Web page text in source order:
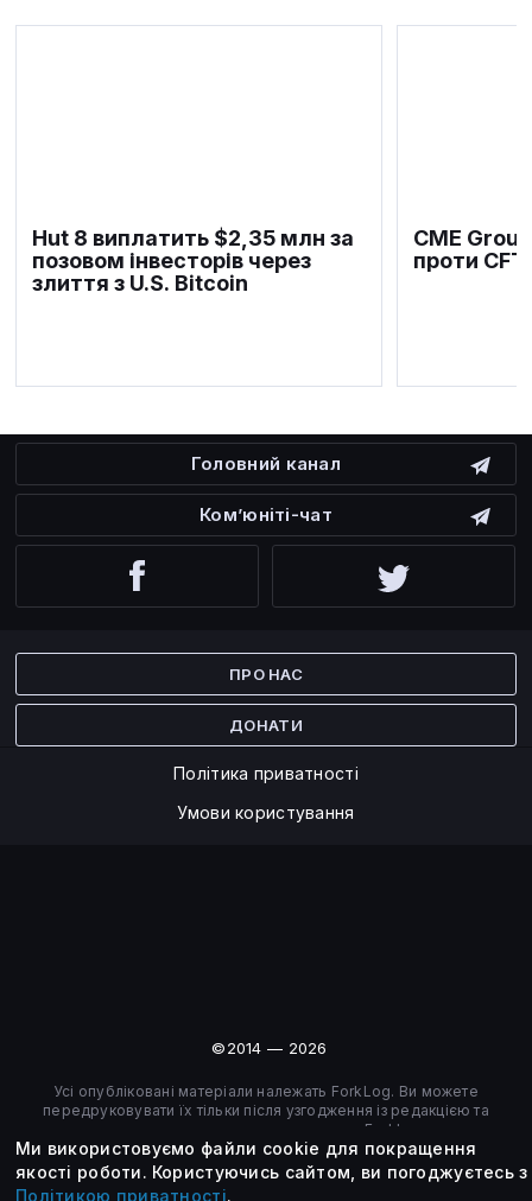
Hut 8 виплатить $2,35 млн за
позовом інвесторів через
злиття з U.S. Bitcoin
CME
проти
Головний канал
Ком’юніті-чат
ПРО НАС
ДОНАТИ
Політика приватності
Умови користування
©2014 — 2026
Усі опубліковані матеріали належать ForkLog. Ви можете
передруковувати їх тільки після узгодження із редакцією та
вказанням активного посилання на ForkLog.
Ми використовуємо файли cookie для покращення
якості роботи. Користуючись сайтом, ви погоджуєтесь з
Політикою приватності.